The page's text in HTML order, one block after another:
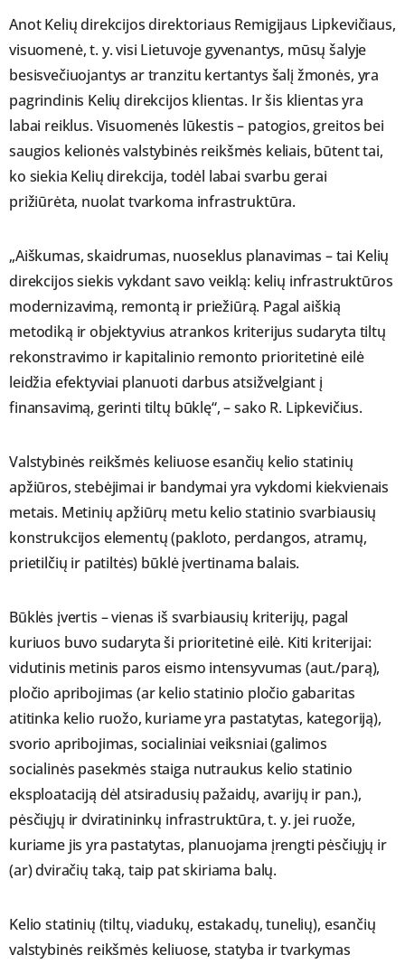
Anot Kelių direkcijos direktoriaus Remigijaus Lipkevičiaus,
visuomenė, t. y. visi Lietuvoje gyvenantys, mūsų šalyje
besisvečiuojantys ar tranzitu kertantys šalį žmonės, yra
pagrindinis Kelių direkcijos klientas. Ir šis klientas yra
labai reiklus. Visuomenės lūkestis – patogios, greitos bei
saugios kelionės valstybinės reikšmės keliais, būtent tai,
ko siekia Kelių direkcija, todėl labai svarbu gerai
prižiūrėta, nuolat tvarkoma infrastruktūra.
„Aiškumas, skaidrumas, nuoseklus planavimas – tai Kelių
direkcijos siekis vykdant savo veiklą: kelių infrastruktūros
modernizavimą, remontą ir priežiūrą. Pagal aiškią
metodiką ir objektyvius atrankos kriterijus sudaryta tiltų
rekonstravimo ir kapitalinio remonto prioritetinė eilė
leidžia efektyviai planuoti darbus atsižvelgiant į
finansavimą, gerinti tiltų būklę“, – sako R. Lipkevičius.
Valstybinės reikšmės keliuose esančių kelio statinių
apžiūros, stebėjimai ir bandymai yra vykdomi kiekvienais
metais. Metinių apžiūrų metu kelio statinio svarbiausių
konstrukcijos elementų (pakloto, perdangos, atramų,
prietilčių ir patiltės) būklė įvertinama balais.
Būklės įvertis – vienas iš svarbiausių kriterijų, pagal
kuriuos buvo sudaryta ši prioritetinė eilė. Kiti kriterijai:
vidutinis metinis paros eismo intensyvumas (aut./parą),
pločio apribojimas (ar kelio statinio pločio gabaritas
atitinka kelio ruožo, kuriame yra pastatytas, kategoriją),
svorio apribojimas, socialiniai veiksniai (galimos
socialinės pasekmės staiga nutraukus kelio statinio
eksploataciją dėl atsiradusių pažaidų, avarijų ir pan.),
pėsčiųjų ir dviratininkų infrastruktūra, t. y. jei ruože,
kuriame jis yra pastatytas, planuojama įrengti pėsčiųjų ir
(ar) dviračių taką, taip pat skiriama balų.
Kelio statinių (tiltų, viadukų, estakadų, tunelių), esančių
valstybinės reikšmės keliuose, statyba ir tvarkymas